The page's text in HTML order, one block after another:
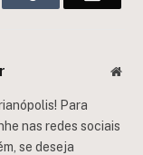
Para
nas redes sociais
se deseja